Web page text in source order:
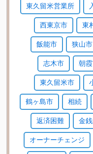
東久留米営業所
西東京市 東
飯能市 狭山市
志木市 朝
東久留米市
鶴ヶ島市 相続
返済困難 金
オーナーチェンジ